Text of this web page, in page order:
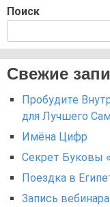
Поиск
Свежие
Пробудите
для Лучшего
Имёна Цифр
Секрет Буковы
Поездка в
Запись